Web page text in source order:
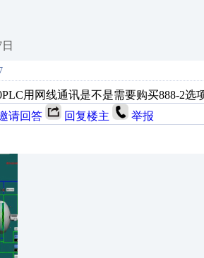
用网线通讯是不是需要购买888-2选
请回答 回复楼主 举报